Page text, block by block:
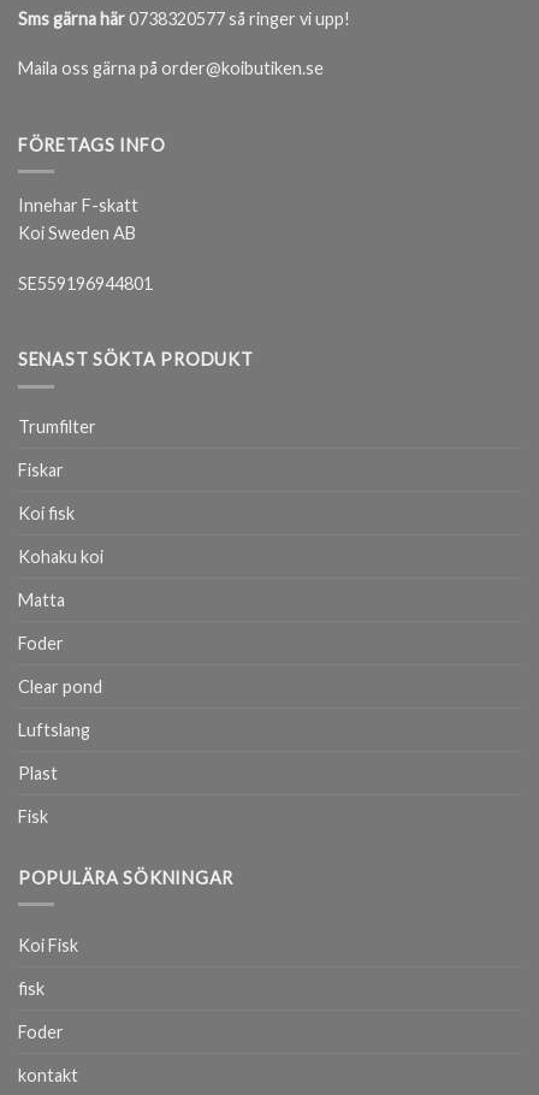
Sms gärna här0738320577 så ringer vi upp!
Maila oss gärna på order@koibutiken.se
FÖRETAGS INFO
Innehar F-skatt
Koi Sweden AB
SE559196944801
SENAST SÖKTA PRODUKT
Trumfilter
Fiskar
Koi fisk
Kohaku koi
Matta
Foder
Clear pond
Luftslang
Plast
Fisk
POPULÄRA SÖKNINGAR
Koi Fisk
fisk
Foder
kontakt